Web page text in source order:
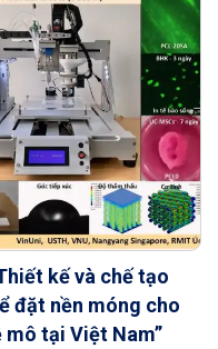
trì. Với mục tiêu hướng
trong lĩnh vực phân
cảnh báo nguy cơ ung
đã tập trung nghiên […]
kế và chế tạo
đặt nền móng cho
tại Việt Nam”